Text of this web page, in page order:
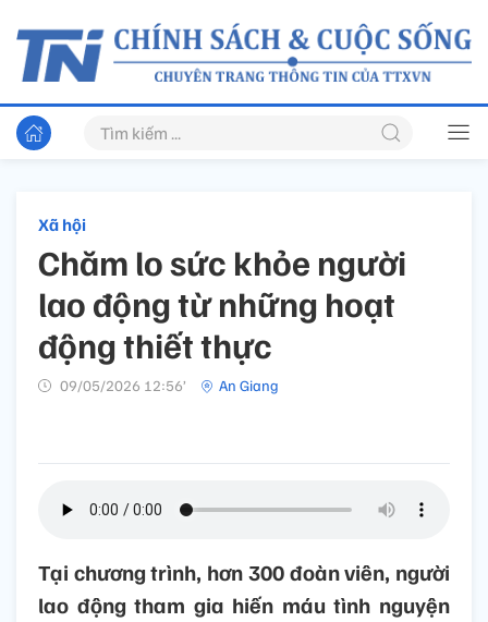
Xã hội
Chăm lo sức khỏe người
lao động từ những hoạt
động thiết thực
09/05/2026 12:56’ An Giang
Tại chương trình, hơn 300 đoàn viên, người
lao động tham gia hiến máu tình nguyện